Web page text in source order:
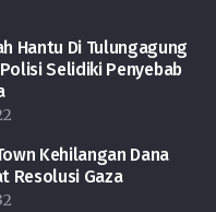
Hantu Di Tulungagung
Selidiki Penyebab
Kehilangan Dana
Resolusi Gaza